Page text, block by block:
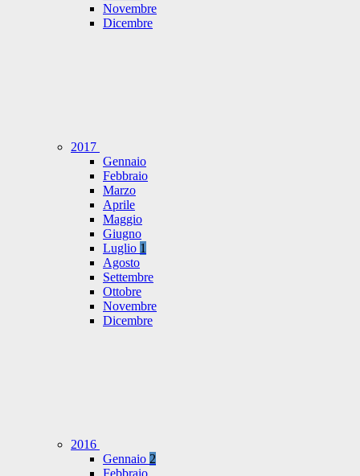
Novembre
Dicembre
2017
Gennaio
Febbraio
Marzo
Aprile
Maggio
Giugno
Luglio 1
Agosto
Settembre
Ottobre
Novembre
Dicembre
2016
Gennaio 2